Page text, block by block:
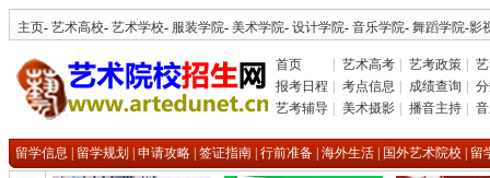
主页- 艺术高校- 艺术学校- 服装学院- 美术学院- 设计学院- 音乐学院- 舞蹈学院-影
首页 艺术高考 艺考政策
报考日程
考点信息 成绩查询
艺考辅导
美术摄影 播音主持
留学信息 留学规划 申请攻略 签证指南 行前准备 海外生活 国外艺术院校 留